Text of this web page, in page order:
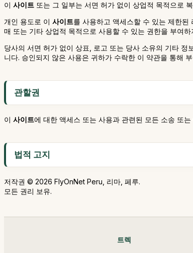
이 사이트 또는 그 일부는 서면 허가 없이 상업적 목적으로
개인 용도로 이 사이트를 사용하고 액세스할 수 있는 제한
매 또는 기타 상업적 목적으로 사용할 수 있는 권한을 부여
당사의 서면 허가 없이 상표, 로고 또는 당사 소유의 기타
니다. 승인되지 않은 사용은 귀하가 수락한 이 약관을 통해
관할권
이 사이트에 대한 액세스 또는 사용과 관련된 모든 소송 또
법적 고지
저작권 © 2026 FlyOnNet Peru, 리마, 페루.
모든 권리 보유.
트렉